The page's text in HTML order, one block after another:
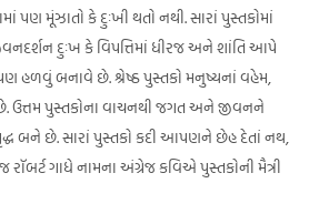
પણ મૂંઝાતો કે દુઃખી થતો નથી. સારાં પુસ્તકોમાં
દુઃખ કે વિપત્તિમાં ધીરજ અને શાંતિ આપે
હળવું બનાવે છે. શ્રેષ્ઠ પુસ્તકો મનુષ્યનાં વહેમ,
ઉત્તમ પુસ્તકોના વાચનથી જગત અને જીવનને
બને છે. સારાં પુસ્તકો કદી આપણને છેહ દેતાં નથ,
ગાધે નામના અંગ્રેજ કવિએ પુસ્તકોની મૈત્રી